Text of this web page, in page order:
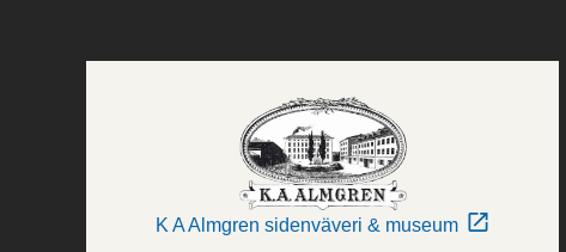
K A Almgren sidenväveri & museum